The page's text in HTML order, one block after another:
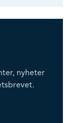
nyheter